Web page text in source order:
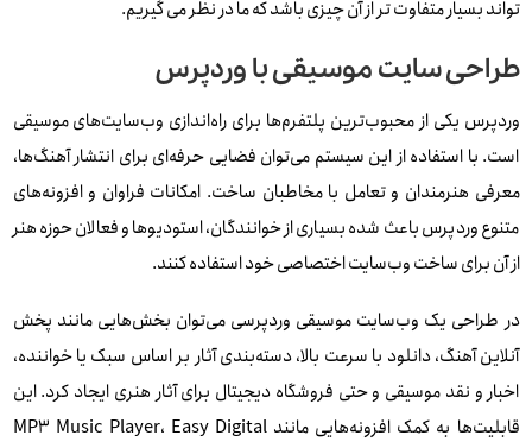
تواند بسیار متفاوت تر از آن چیزی باشد که ما در نظر می گیریم.
طراحی سایت موسیقی با وردپرس
وردپرس یکی از محبوب‌ترین پلتفرم‌ها برای راه‌اندازی وب‌سایت‌های موسیقی
است. با استفاده از این سیستم می‌توان فضایی حرفه‌ای برای انتشار آهنگ‌ها،
معرفی هنرمندان و تعامل با مخاطبان ساخت. امکانات فراوان و افزونه‌های
متنوع وردپرس باعث شده بسیاری از خوانندگان، استودیوها و فعالان حوزه هنر
از آن برای ساخت وب‌سایت اختصاصی خود استفاده کنند.
در طراحی یک وب‌سایت موسیقی وردپرسی می‌توان بخش‌هایی مانند پخش
آنلاین آهنگ، دانلود با سرعت بالا، دسته‌بندی آثار بر اساس سبک یا خواننده،
اخبار و نقد موسیقی و حتی فروشگاه دیجیتال برای آثار هنری ایجاد کرد. این
قابلیت‌ها به کمک افزونه‌هایی مانند MP3 Music Player، Easy Digital